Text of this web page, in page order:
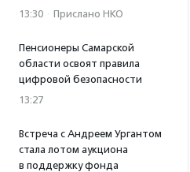
13:30 · Прислано НКО
Пенсионеры Самарской
области освоят правила
цифровой безопасности
13:27
Встреча с Андреем Ургантом
стала лотом аукциона
в поддержку фонда